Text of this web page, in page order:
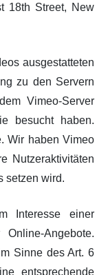
18th Street, New
ausgestatteten
zu den Servern
Vimeo-Server
besucht haben.
Wir haben Vimeo
Nutzeraktivitäten
setzen wird.
Interesse einer
Angebote.
Sinne des Art. 6
entsprechende